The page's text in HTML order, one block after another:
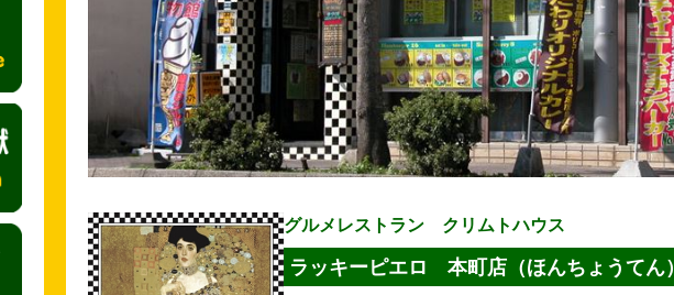
グルメレストラン クリムトハウス
ラッキーピエロ 本町店（ほんちょうてん）